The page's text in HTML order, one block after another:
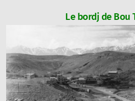
Le bordj de Bou